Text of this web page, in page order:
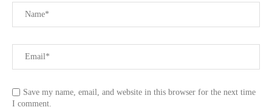
Save my name, email, and website in this browser for the next time
I comment.